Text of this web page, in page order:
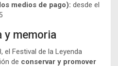
medios de pago): desde el
y memoria
el Festival de la Leyenda
de conservar y promover